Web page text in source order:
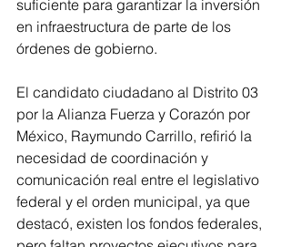
suficiente para garantizar la inversión
en infraestructura de parte de los
órdenes de gobierno.
El candidato ciudadano al Distrito 03
por la Alianza Fuerza y Corazón por
México, Raymundo Carrillo, refirió la
necesidad de coordinación y
comunicación real entre el legislativo
federal y el orden municipal, ya que
destacó, existen los fondos federales,